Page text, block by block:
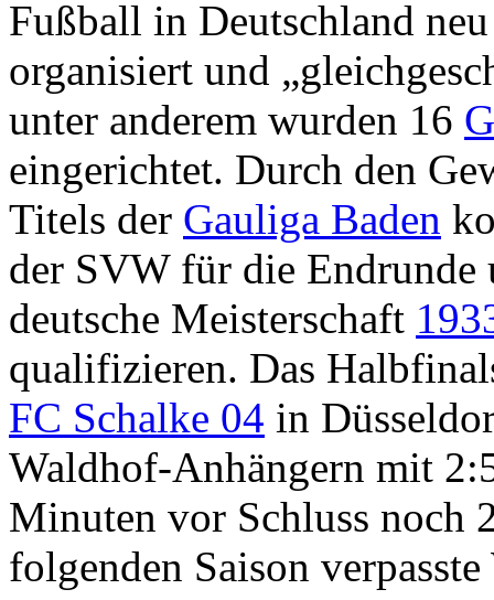
Fußball in Deutschland neu
organisiert und
unter anderem wurden 16
eingerichtet. Durch den
Titels der Gauliga Baden
der SVW für die Endrunde
deutsche Meisterschaft
qualifizieren. Das
FC Schalke 04 in
Waldhof-Anhängern mit
Minuten vor Schluss noch
folgenden Saison